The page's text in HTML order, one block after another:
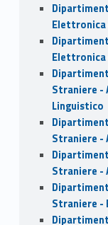
Elettronica
Elettronica
Straniere -
Linguistico
Straniere -
Straniere -
Straniere -